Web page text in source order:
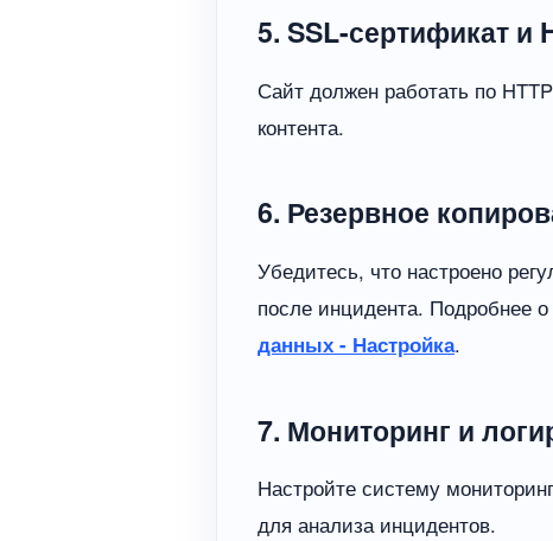
5. SSL-сертификат и
Сайт должен работать по
контента.
6. Резервное
Убедитесь, что настроено
после инцидента. Подробнее о
данных - Настройка.
7. Мониторинг и
Настройте систему
для анализа инцидентов.